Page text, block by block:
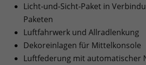
Licht-und-Sicht-Paket in
Paketen
Luftfahrwerk und Allradlenkung
Dekoreinlagen für Mittelkonsole
Luftfederung mit automatischer